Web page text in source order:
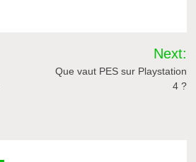
Next:
Que vaut PES sur Playstation
4 ?